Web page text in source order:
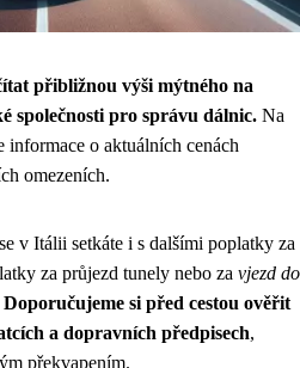
přibližnou výši mýtného na
společnosti pro správu dálnic. Na
informace o aktuálních cenách
omezeních.
v Itálii setkáte i s dalšími poplatky za
za průjezd tunely nebo za vjezd do
Doporučujeme si před cestou ověřit
a dopravních předpisech,
překvapením.